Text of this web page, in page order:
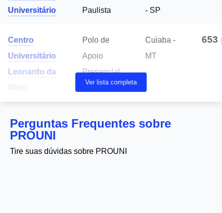
Ver lista completa
Universitário
Paulista
- SP
Centro
Universitário
Leonardo da
Vinci
Polo de
Apoio
Presencial
de Cuiabá/mt
Cuiaba -
MT
653
Perguntas Frequentes sobre
PROUNI
Tire suas dúvidas sobre PROUNI